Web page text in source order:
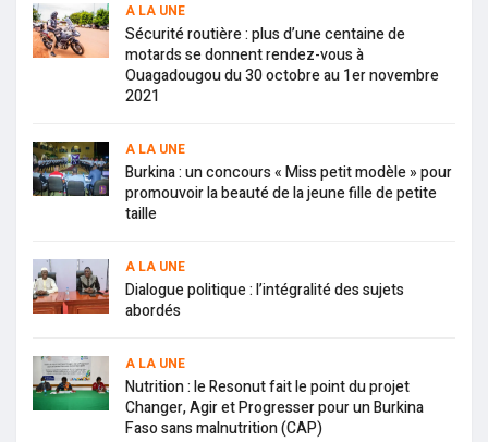
A LA UNE
Sécurité routière : plus d’une centaine de
motards se donnent rendez-vous à
Ouagadougou du 30 octobre au 1er novembre
2021
A LA UNE
Burkina : un concours « Miss petit modèle » pour
promouvoir la beauté de la jeune fille de petite
taille
A LA UNE
Dialogue politique : l’intégralité des sujets
abordés
A LA UNE
Nutrition : le Resonut fait le point du projet
Changer, Agir et Progresser pour un Burkina
Faso sans malnutrition (CAP)